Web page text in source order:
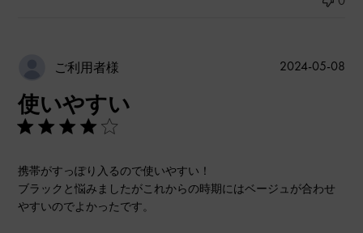
ご利用者様
使いやすい
携帯がすっぽり入るので使いやすい！
ブラックと悩みましたがこれからの時期にはベージュが合わせ
やすいのでよかったです。
公
2024-05-08